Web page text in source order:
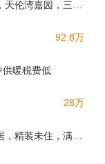
92.8万
供暖税费低
28万